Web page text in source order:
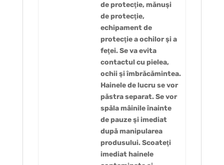
de protecţie, mănuşi
de protecţie,
echipament de
protecţie a ochilor şi a
feţei. Se va evita
contactul cu pielea,
ochii şi îmbrăcămintea.
Hainele de lucru se vor
păstra separat. Se vor
spăla mâinile înainte
de pauze şi imediat
după manipularea
produsului. Scoateţi
imediat hainele